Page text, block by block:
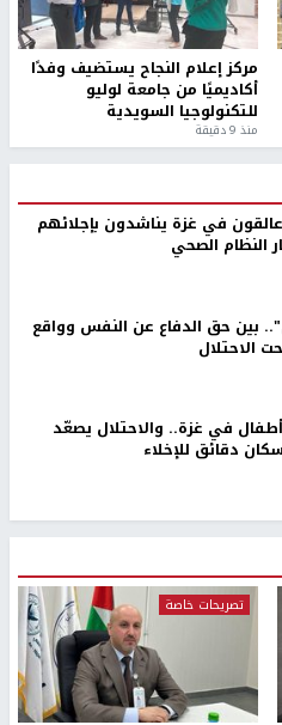
مركز إعلام النجاح يستضيف وفدًا
أكاديميًا من جامعة لوليو
للتكنولوجيا السويدية
منذ 9 دقيقة
في غزة يناشدون بإجلائهم
النظام الصحي
بين حق الدفاع عن النفس وواقع
الاحتلال
في غزة.. والاحتلال يصعّد
دقائق للإخلاء
تصريحات خاصة